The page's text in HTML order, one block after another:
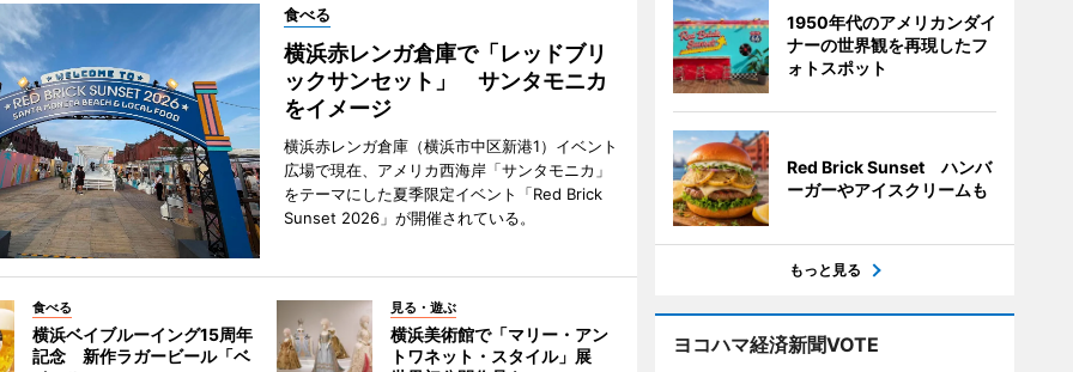
食べる
横浜赤レンガ倉庫で「レッドブリ
ックサンセット」 サンタモニカ
をイメージ
横浜赤レンガ倉庫（横浜市中区新港1）イベント
広場で現在、アメリカ西海岸「サンタモニカ」
をテーマにした夏季限定イベント「Red Brick
Sunset 2026」が開催されている。
食べる
横浜ベイブルーイング15周年
記念 新作ラガービール「ベ
見る・遊ぶ
横浜美術館で「マリー・アン
トワネット・スタイル」展
1950年代のアメリカンダイ
ナーの世界観を再現したフ
ォトスポット
Red Brick Sunset ハンバ
ーガーやアイスクリームも
もっと見る
ヨコハマ経済新聞VOTE